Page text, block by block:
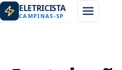
ELETRICISTA
CAMPINAS-SP